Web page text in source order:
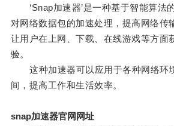
‘Snap加速器’是一种基于智能算法
对网络数据包的加速处理，提高网络传
让用户在上网、下载、在线游戏等方面
验。
这种加速器可以应用于各种网络环
间，提高工作和生活效率。
snap加速器官网网址